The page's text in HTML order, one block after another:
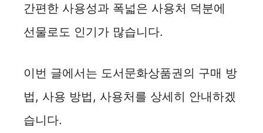
간편한 사용성과 폭넓은 사용처 덕분에
선물로도 인기가 많습니다.
이번 글에서는 도서문화상품권의 구매 방
법, 사용 방법, 사용처를 상세히 안내하겠
습니다.